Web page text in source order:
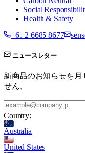
Social
Health & Safety
+61 2 6685 8677
ニュースレター
新商品のお知らせを月
せん。
Country:
Australia
United States